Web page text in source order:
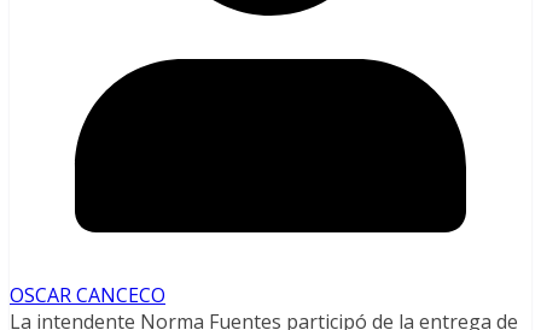
OSCAR CANCECO
La intendente Norma Fuentes participó de la entrega de